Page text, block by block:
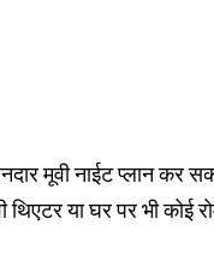
मूवी नाईट प्लान कर
या घर पर भी कोई